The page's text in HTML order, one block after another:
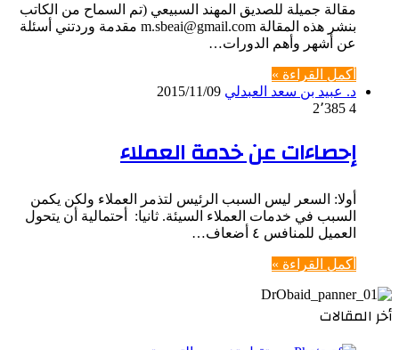
مقالة جميلة للصديق المهند السبيعي (تم السماح من الكاتب
بنشر هذه المقالة m.sbeai@gmail.com مقدمة وردتني أسئلة
عن أشهر وأهم الدورات…
أكمل القراءة »
د. عبيد بن سعد العبدلي 2015/11/09
4
إحصاءات عن خدمة العملاء
أولا: السعر ليس السبب الرئيس لتذمر العملاء ولكن يكمن
السبب في خدمات العملاء السيئة. ثانيا: أحتمالية أن يتحول
العميل للمنافس ٤ أضعاف…
أكمل القراءة »
أخر المقالات